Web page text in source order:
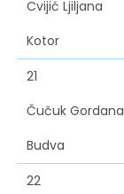
Cvijić Ljiljana
Kotor
21
Čučuk Gordana
Budva
22